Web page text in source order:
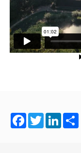
Facebook
Twitter